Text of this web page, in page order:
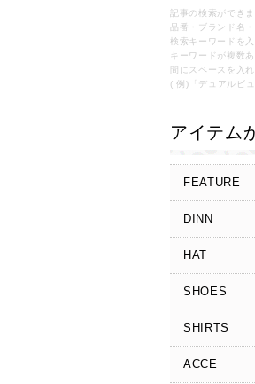
記事の検索ができま
品番・ブランド名
検索キーワードを
キーワードが複数あ
間にスペースを入
( 例)「デュアルビ
アイテム
FEATURE
DINN
HAT
SHOES
SHIRTS
ACCE